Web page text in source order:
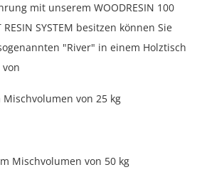
mit unserem WOODRESIN 100
RESIN SYSTEM besitzen können Sie
"River" in einem Holztisch
von 25 kg
Mischvolumen von 50 kg